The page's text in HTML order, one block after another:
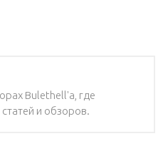
Bulethell'a, где
и обзоров.